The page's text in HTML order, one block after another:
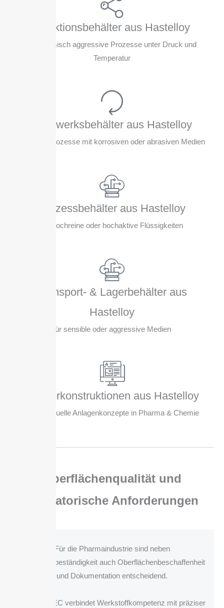
Reaktionsbehälter aus Hastelloy
für chemisch aggressive Prozesse unter Druck und
Temperatur
Rührwerksbehälter aus Hastelloy
für Mischprozesse mit korrosiven oder abrasiven Medien
Prozessbehälter aus Hastelloy
für hochreine oder hochaktive Flüssigkeiten
Transport- & Lagerbehälter aus
Hastelloy
für sensible oder aggressive Medien
Sonderkonstruktionen aus Hastelloy
für individuelle Anlagenkonzepte in Pharma & Chemie
Oberflächenqualität und
regulatorische Anforderungen
Für die Pharmaindustrie sind neben
Korrosionsbeständigkeit auch Oberflächenbeschaffenheit
und Dokumentation entscheidend.
BOLZ INTEC verbindet Werkstoffkompetenz mit präziser